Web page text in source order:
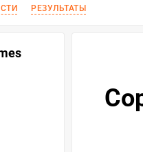
РЕЗУЛЬТАТЫ